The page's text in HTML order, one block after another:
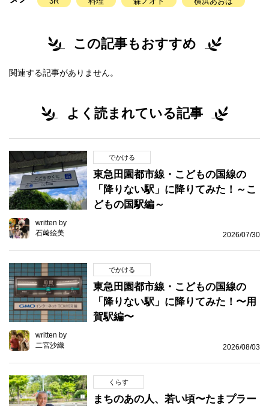
この記事もおすすめ
関連する記事がありません。
よく読まれている記事
でかける
東急田園都市線・こどもの国線の
「降りない駅」に降りてみた！～こ
どもの国駅編～
written by
石﨑絵美
2026/07/30
でかける
東急田園都市線・こどもの国線の
「降りない駅」に降りてみた！〜用
賀駅編〜
written by
二宮沙織
2026/08/03
くらす
まちのあの人、若い頃〜たまプラー